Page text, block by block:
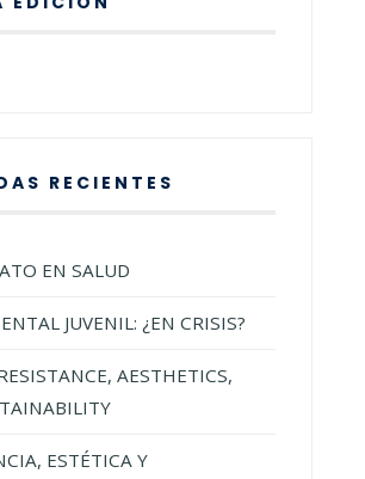
RECIENTES
EN SALUD
JUVENIL: ¿EN CRISIS?
AESTHETICS,
ESTÉTICA Y